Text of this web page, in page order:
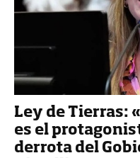
Ley de Tierras:
es el
derrota del